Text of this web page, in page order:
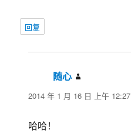
回复
随心
道：
2014 年 1 月 16 日 上午 12:27
哈哈！